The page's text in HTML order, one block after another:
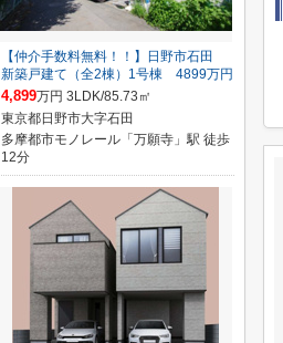
【仲介手数料無料！！】日野市石田
新築戸建て（全2棟）1号棟 4899万円
4,899万円 3LDK/85.73㎡
東京都日野市大字石田
多摩都市モノレール「万願寺」駅 徒歩
12分